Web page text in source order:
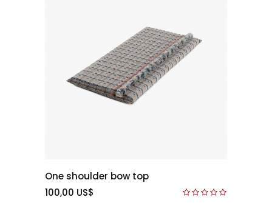
One shoulder bow top
100,00 US$